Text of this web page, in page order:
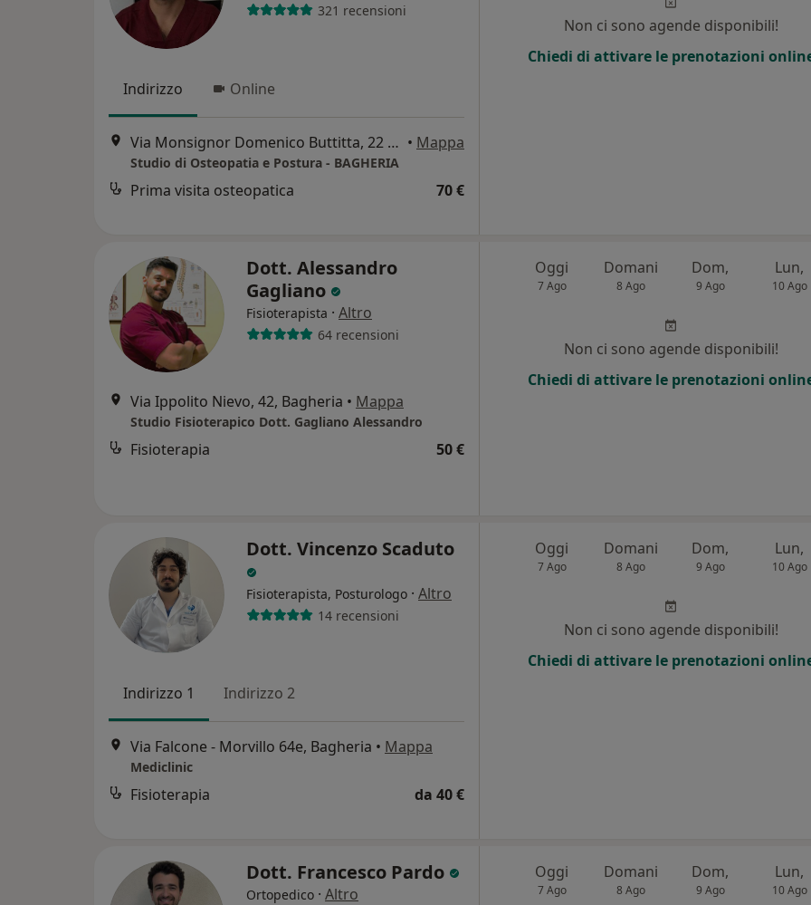
321 recensioni
Indirizzo Online
Via Monsignor Domenico Buttitta, 22 90011 Bagheria (PA), Bagheria • Mappa
Studio di Osteopatia e Postura - BAGHERIA
Prima visita osteopatica 70 €
Non ci sono agende disponibili!
Chiedi di attivare le prenotazioni
Dott. Alessandro
Gagliano
Fisioterapista · Altro
64 recensioni
Via Ippolito Nievo, 42, Bagheria • Mappa
Studio Fisioterapico Dott. Gagliano Alessandro
Fisioterapia 50 €
Oggi
7 Ago
Domani
8 Ago
Dom,
9 Ago
Lun,
10 Ago
Non ci sono agende disponibili!
Chiedi di attivare le prenotazioni
Dott. Vincenzo Scaduto
Fisioterapista, Posturologo · Altro
14 recensioni
Indirizzo 1 Indirizzo 2
Via Falcone - Morvillo 64e, Bagheria • Mappa
Mediclinic
Fisioterapia da 40 €
Oggi
7 Ago
Domani
8 Ago
Dom,
9 Ago
Lun,
10 Ago
Non ci sono agende disponibili!
Chiedi di attivare le prenotazioni
Dott. Francesco Pardo
Ortopedico · Altro
Oggi
7 Ago
Domani
8 Ago
Dom,
9 Ago
Lun,
10 Ago